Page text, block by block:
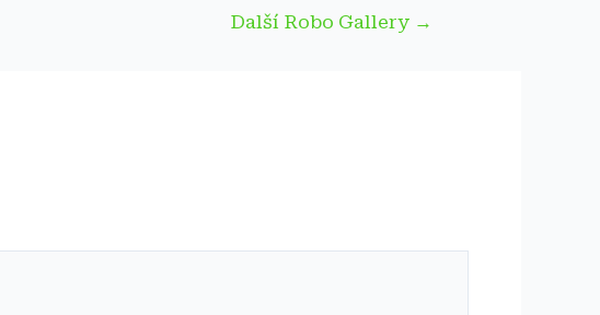
Další Robo Gallery →